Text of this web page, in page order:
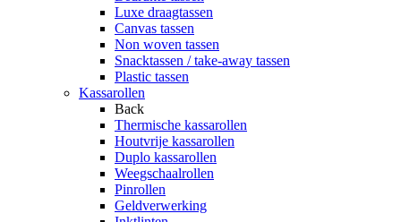
Luxe draagtassen
Canvas tassen
Non woven tassen
Snacktassen / take-away tassen
Plastic tassen
Kassarollen
Back
Thermische kassarollen
Houtvrije kassarollen
Duplo kassarollen
Weegschaalrollen
Pinrollen
Geldverwerking